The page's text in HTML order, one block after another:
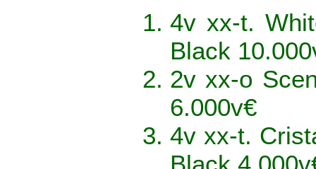
4v xx-t.
Black
2v xx-o
6.000v€
4v xx-t.